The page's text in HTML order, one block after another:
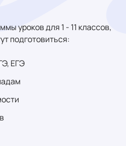
уроков для 1 - 11 классов,
подготовиться:
ЕГЭ